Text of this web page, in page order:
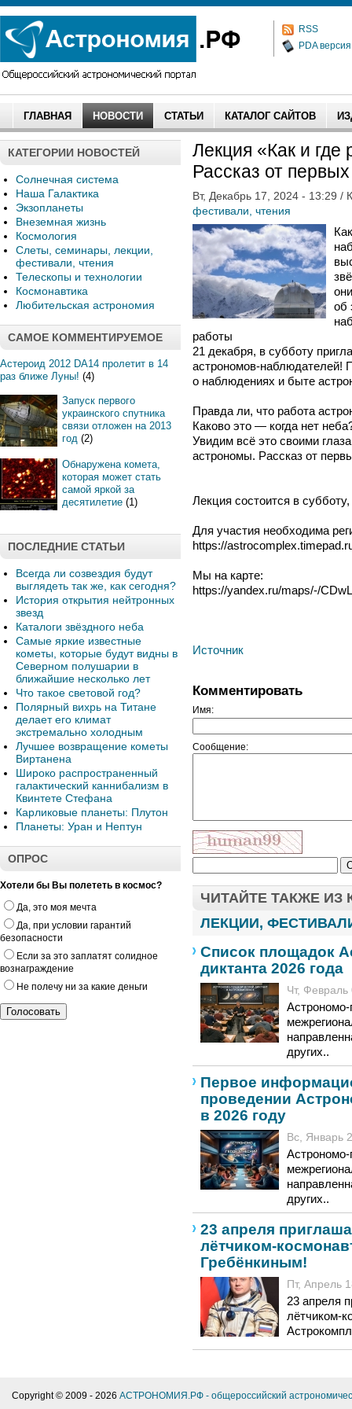
RSS
PDA версия
ГЛАВНАЯ НОВОСТИ СТАТЬИ КАТАЛОГ САЙТОВ
КАТЕГОРИИ НОВОСТЕЙ
Солнечная система
Наша Галактика
Экзопланеты
Внеземная жизнь
Космология
Слеты, семинары, лекции,
фестивали, чтения
Телескопы и технологии
Космонавтика
Любительская астрономия
САМОЕ КОММЕНТИРУЕМОЕ
Астероид 2012 DA14 пролетит в 14
раз ближе Луны! (4)
Запуск первого
украинского спутника
связи отложен на 2013
год (2)
Обнаружена комета,
которая может стать
самой яркой за
десятилетие (1)
ПОСЛЕДНИЕ СТАТЬИ
Всегда ли созвездия будут
выглядеть так же, как сегодня?
История открытия нейтронных
звезд
Каталоги звёздного неба
Самые яркие известные
кометы, которые будут видны в
Северном полушарии в
ближайшие несколько лет
Что такое световой год?
Полярный вихрь на Титане
делает его климат
экстремально холодным
Лучшее возвращение кометы
Виртанена
Широко распространенный
галактический каннибализм в
Квинтете Стефана
Карликовые планеты: Плутон
Планеты: Уран и Нептун
ОПРОС
Хотели бы Вы полететь в космос?
Да, это моя мечта
Да, при условии гарантий
безопасности
Если за это заплатят солидное
вознаграждение
Не полечу ни за какие деньги
Лекция «Как и
Рассказ от
Вт, Декабрь 17, 2024 - 13:29 /
фестивали, чтения
об
работы
21 декабря, в субботу
астрономов-наблюдателей!
о наблюдениях и быте
Правда ли, что работа
Каково это — когда нет
Увидим всё это своими
астрономы. Рассказ от
Лекция состоится в
Для участия необходима
https://
Мы на карте:
https://yandex.ru/maps/-/
Источник
Комментировать
Имя:
Сообщение:
ЧИТАЙТЕ ТАКЖЕ ИЗ
ЛЕКЦИИ,
Список площадок
диктанта 2026 года
Чт,
Астрономо-
других..
Первое
проведении
в 2026 году
Вс, Январь
Астрономо-
других..
23 апреля
лётчиком-
Гребёнкиным!
Пт, Апрель
23 апреля
лётчиком-
Copyright © 2009 - 2026 АСТРОНОМИЯ.РФ - общероссийский